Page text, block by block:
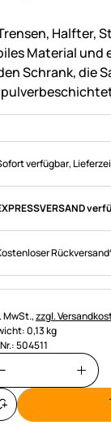
Halfter,
Material und
Schrank, die
verfügbar,
Rückversand
MwSt.,zzgl.
0,13 kg
504511